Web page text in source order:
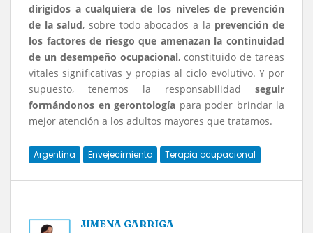
dirigidos a cualquiera de los niveles de prevención
de la salud, sobre todo abocados a la prevención de
los factores de riesgo que amenazan la continuidad
de un desempeño ocupacional, constituido de tareas
vitales significativas y propias al ciclo evolutivo. Y por
supuesto, tenemos la responsabilidad seguir
formándonos en gerontología para poder brindar la
mejor atención a los adultos mayores que tratamos.
Argentina Envejecimiento Terapia ocupacional
JIMENA GARRIGA